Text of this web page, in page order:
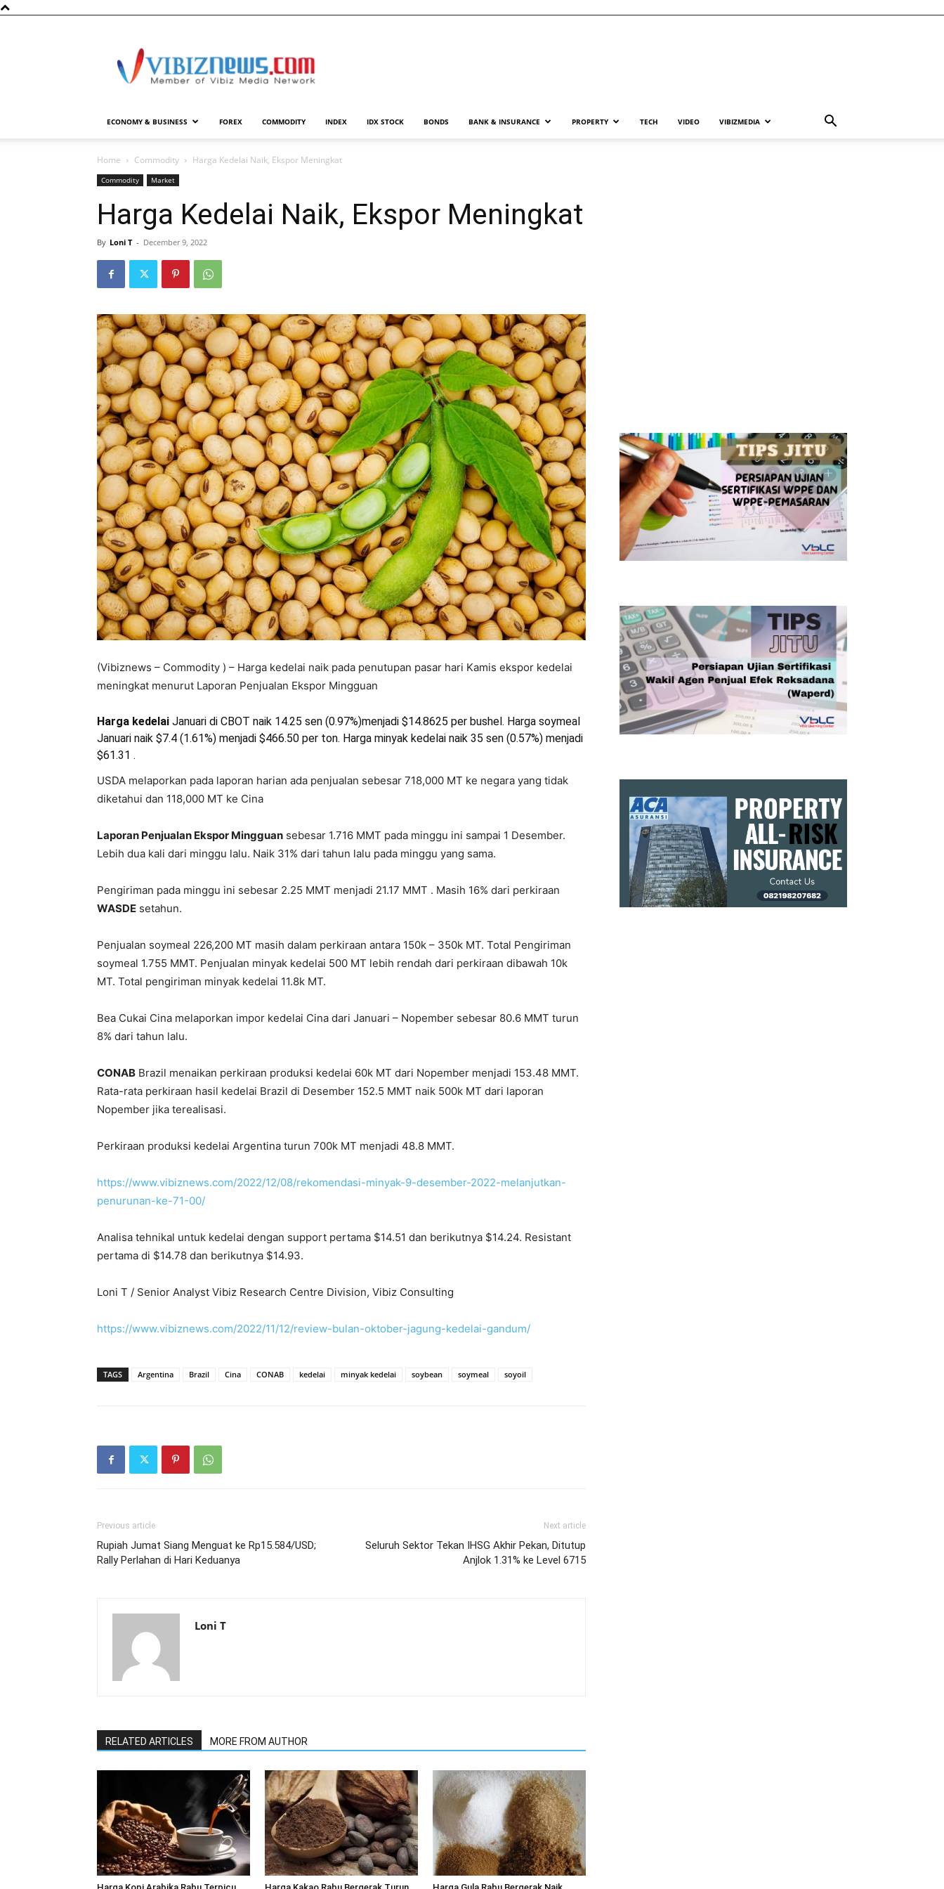
ECONOMY & BUSINESS FOREX COMMODITY INDEX IDX STOCK BONDS BANK & INSURANCE PROPERTY TECH VIDEO VIBIZMEDIA
Home Commodity Harga Kedelai Naik, Ekspor Meningkat
Commodity Market
Harga Kedelai Naik, Ekspor Meningkat
By Loni T - December 9, 2022
(Vibiznews – Commodity ) – Harga kedelai naik pada penutupan pasar hari Kamis ekspor kedelai
meningkat menurut Laporan Penjualan Ekspor Mingguan
Harga kedelai Januari di CBOT naik 14.25 sen (0.97%)menjadi $14.8625 per bushel. Harga soymeal
Januari naik $7.4 (1.61%) menjadi $466.50 per ton. Harga minyak kedelai naik 35 sen (0.57%) menjadi
$61.31 .
USDA melaporkan pada laporan harian ada penjualan sebesar 718,000 MT ke negara yang tidak
diketahui dan 118,000 MT ke Cina
Laporan Penjualan Ekspor Mingguan sebesar 1.716 MMT pada minggu ini sampai 1 Desember.
Lebih dua kali dari minggu lalu. Naik 31% dari tahun lalu pada minggu yang sama.
Pengiriman pada minggu ini sebesar 2.25 MMT menjadi 21.17 MMT . Masih 16% dari perkiraan
WASDE setahun.
Penjualan soymeal 226,200 MT masih dalam perkiraan antara 150k – 350k MT. Total Pengiriman
soymeal 1.755 MMT. Penjualan minyak kedelai 500 MT lebih rendah dari perkiraan dibawah 10k
MT. Total pengiriman minyak kedelai 11.8k MT.
Bea Cukai Cina melaporkan impor kedelai Cina dari Januari – Nopember sebesar 80.6 MMT turun
8% dari tahun lalu.
CONAB Brazil menaikan perkiraan produksi kedelai 60k MT dari Nopember menjadi 153.48 MMT.
Rata-rata perkiraan hasil kedelai Brazil di Desember 152.5 MMT naik 500k MT dari laporan
Nopember jika terealisasi.
Perkiraan produksi kedelai Argentina turun 700k MT menjadi 48.8 MMT.
https://www.vibiznews.com/2022/12/08/rekomendasi-minyak-9-desember-2022-melanjutkan-
penurunan-ke-71-00/
Analisa tehnikal untuk kedelai dengan support pertama $14.51 dan berikutnya $14.24. Resistant
pertama di $14.78 dan berikutnya $14.93.
Loni T / Senior Analyst Vibiz Research Centre Division, Vibiz Consulting
https://www.vibiznews.com/2022/11/12/review-bulan-oktober-jagung-kedelai-gandum/
TAGS Argentina Brazil Cina CONAB kedelai minyak kedelai soybean soymeal soyoil
Previous article
Rupiah Jumat Siang Menguat ke Rp15.584/USD;
Rally Perlahan di Hari Keduanya
Next article
Seluruh Sektor Tekan IHSG Akhir Pekan, Ditutup
Anjlok 1.31% ke Level 6715
Loni T
RELATED ARTICLES MORE FROM AUTHOR